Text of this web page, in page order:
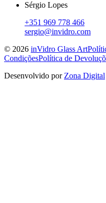
Sérgio Lopes
+351 969 778 466
sergio@invidro.com
© 2026 inVidro Glass Art
CondiçõesPolítica de
Desenvolvido por Zona Digital